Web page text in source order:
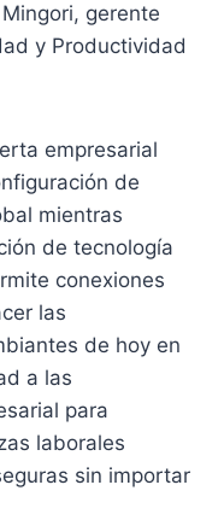
gerente
y Productividad
empresarial
de
mientras
de tecnología
conexiones
las
de hoy en
a las
para
laborales
sin importar